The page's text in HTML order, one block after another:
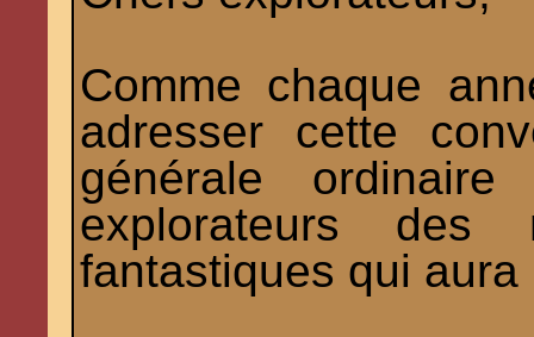
Comme chaque
adresser cette
générale
explorateurs des
fantastiques qui aura